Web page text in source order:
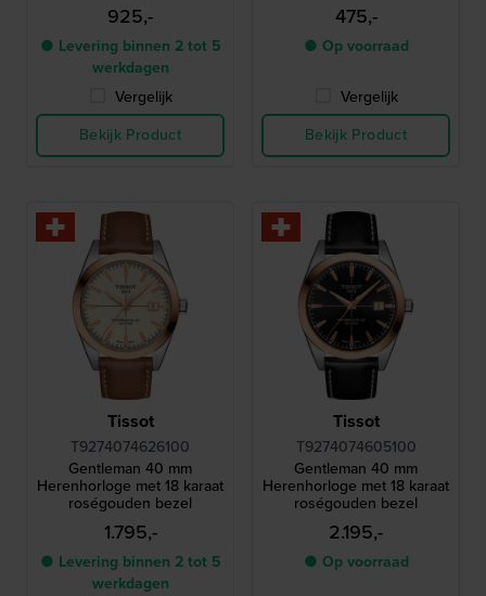
925,-
● Levering binnen 2 tot 5
werkdagen
Vergelijk
Bekijk Product
475,-
● Op voorraad
Vergelijk
Bekijk Product
Tissot
T9274074626100
Gentleman 40 mm
Herenhorloge met 18 karaat
roségouden bezel
1.795,-
● Levering binnen 2 tot 5
werkdagen
Tissot
T9274074605100
Gentleman 40 mm
Herenhorloge met 18 karaat
roségouden bezel
2.195,-
● Op voorraad